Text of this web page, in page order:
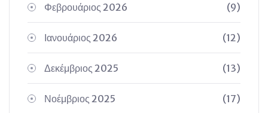
Φεβρουάριος 2026 (9)
Ιανουάριος 2026 (12)
Δεκέμβριος 2025 (13)
Νοέμβριος 2025 (17)